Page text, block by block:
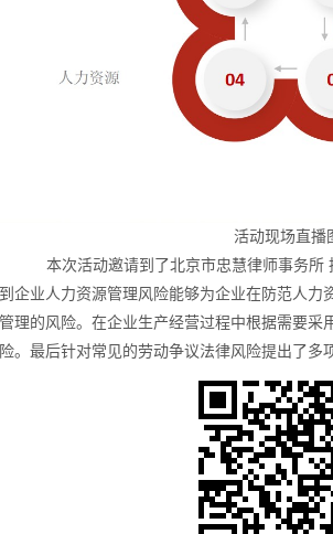
活动现场直播
本次活动邀请到了北京市忠慧律师事务所
企业人力资源管理风险能够为企业在防范人
理的风险。在企业生产经营过程中根据需要
。最后针对常见的劳动争议法律风险提出了多